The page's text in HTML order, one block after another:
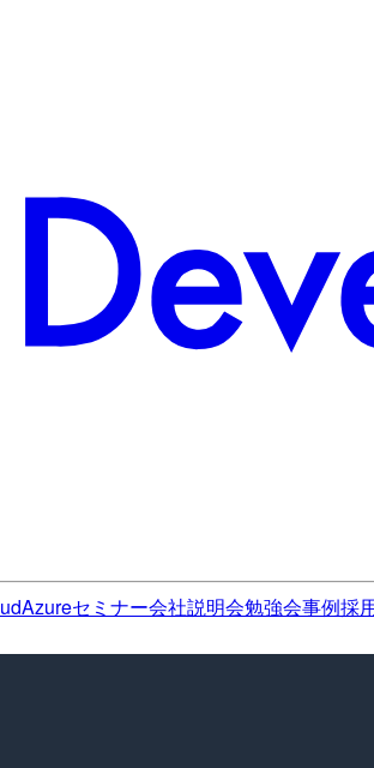
Azureセミナー会社説明会勉強会事例採